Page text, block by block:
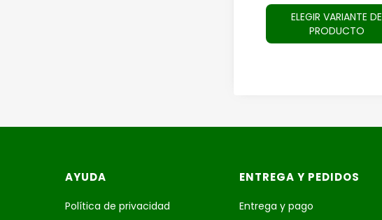
ELEGIR VARIANTE DE
PRODUCTO
Menú de pie de página
AYUDA
Política de privacidad
ENTREGA Y PEDIDOS
Entrega y pago